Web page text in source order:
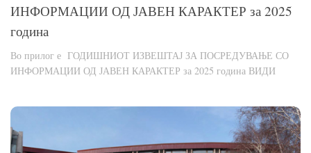
ИНФОРМАЦИИ ОД ЈАВЕН КАРАКТЕР за 2025
година
Во прилог е ГОДИШНИОТ ИЗВЕШТАЈ ЗА ПОСРЕДУВАЊЕ СО
ИНФОРМАЦИИ ОД ЈАВЕН КАРАКТЕР за 2025 година ВИДИ